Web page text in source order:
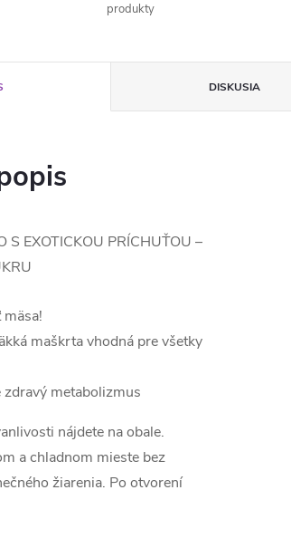
produkty
DISKUSIA
S EXOTICKOU PRÍCHUŤOU –
maškrta vhodná pre všetky
zdravý metabolizmus
nájdete na obale.
a chladnom mieste bez
žiarenia. Po otvorení